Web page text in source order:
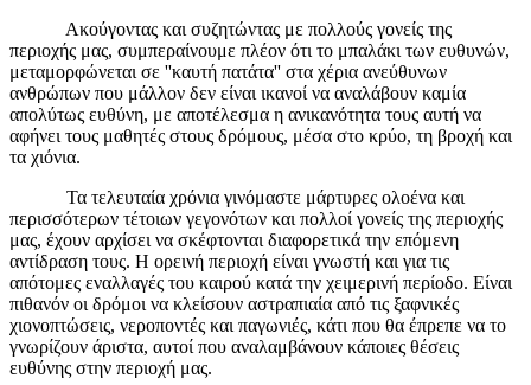
Ακούγοντας και συζητώντας με πολλούς γονείς της
περιοχής μας, συμπεραίνουμε πλέον ότι το μπαλάκι των ευθυνών,
μεταμορφώνεται σε ''καυτή πατάτα'' στα χέρια ανεύθυνων
ανθρώπων που μάλλον δεν είναι ικανοί να αναλάβουν καμία
απολύτως ευθύνη, με αποτέλεσμα η ανικανότητα τους αυτή να
αφήνει τους μαθητές στους δρόμους, μέσα στο κρύο, τη βροχή και
τα χιόνια.
Τα τελευταία χρόνια γινόμαστε μάρτυρες ολοένα και
περισσότερων τέτοιων γεγονότων και πολλοί γονείς της περιοχής
μας, έχουν αρχίσει να σκέφτονται διαφορετικά την επόμενη
αντίδραση τους. Η ορεινή περιοχή είναι γνωστή και για τις
απότομες εναλλαγές του καιρού κατά την χειμερινή περίοδο. Είναι
πιθανόν οι δρόμοι να κλείσουν αστραπιαία από τις ξαφνικές
χιονοπτώσεις, νεροποντές και παγωνιές, κάτι που θα έπρεπε να το
γνωρίζουν άριστα, αυτοί που αναλαμβάνουν κάποιες θέσεις
ευθύνης στην περιοχή μας.